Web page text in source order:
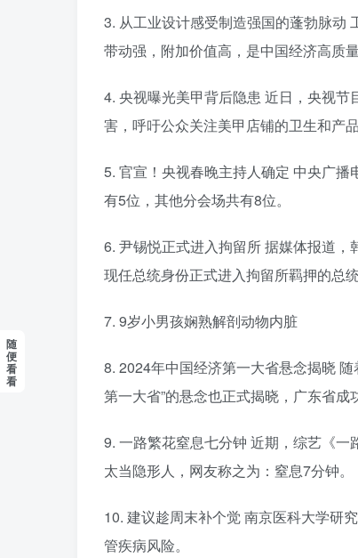
3. 从工业设计感受制造强国的蓬勃脉动
带动强，附加价值高，是中国经济高质
4. 央视曝光美甲背后隐患 近日，央视
害，呼吁公众关注美甲店铺的卫生和产品
5. 官宣！央视春晚主持人确定 中央广
有5位，其他分会场共有8位。
6. 尹锡悦正式进入拘留所 据媒体报道
现任总统身份正式进入拘留所羁押的总统
7. 9岁小男孩娴熟解剖动物内脏
8. 2024年中国经济第一大省悬念揭晓
第一大省”的悬念也正式揭晓，广东省成
9. 一路繁花窒息七分钟 近期，综艺《
太当隐形人，网友称之为：窒息7分钟。
10. 建议趁周末补个觉 南京医科大学研
管疾病风险。
随
便
看
看